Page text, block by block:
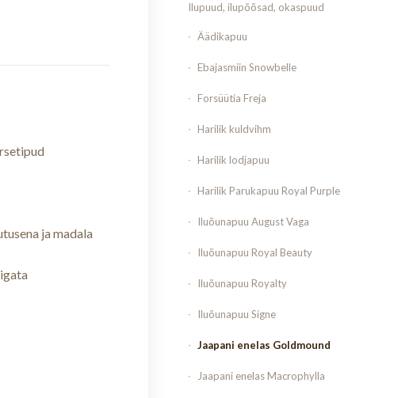
ja madala
Ilupuud, ilupõõsad, okaspuud
Äädikapuu
Ebajasmiin Snowbelle
Forsüütia Freja
Harilik kuldvihm
Harilik lodjapuu
Harilik Parukapuu Royal Purple
Iluõunapuu August Vaga
Iluõunapuu Royal Beauty
Iluõunapuu Royalty
Iluõunapuu Signe
Jaapani enelas Goldmound
Jaapani enelas Macrophylla